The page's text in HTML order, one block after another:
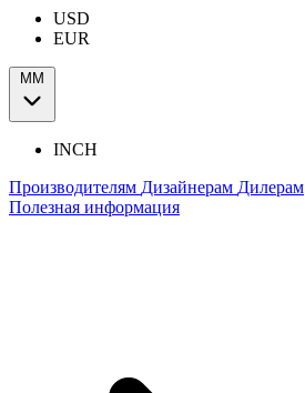
USD
EUR
ММ
INCH
Производителям Дизайнерам Дилерам
Полезная информация